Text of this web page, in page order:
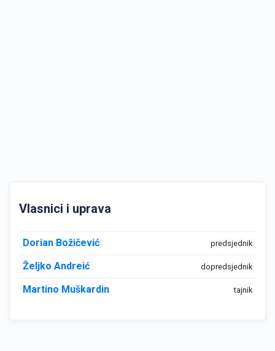
Vlasnici i uprava
Dorian Božičević predsjednik
Željko Andreić dopredsjednik
Martino Muškardin tajnik